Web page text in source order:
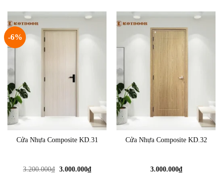
-6%
Cửa Nhựa Composite KD.31
3.200.000₫ Giá
3.000.000₫Giá
Cửa Nhựa Composite KD.32
3.000.000₫